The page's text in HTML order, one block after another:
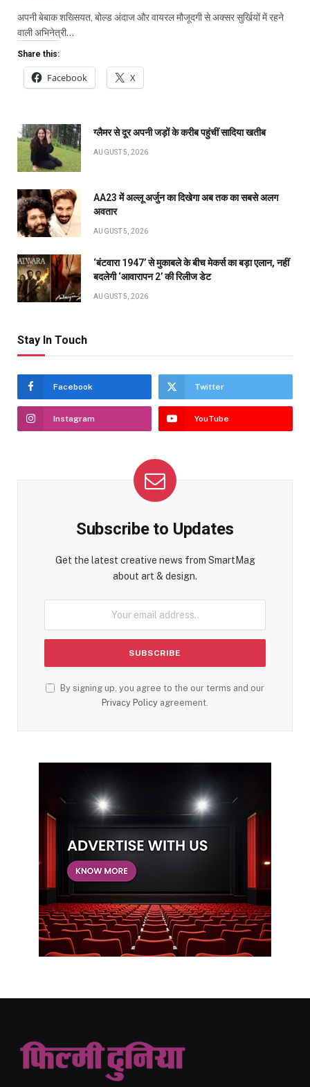
अपनी बेबाक शख्सियत, बोल्ड अंदाज और वायरल मौजूदगी से अक्सर सुर्खियों में रहने
वाली अभिनेत्री…
Share this:
Facebook X
ग्लैमर से दूर अपनी जड़ों के करीब पहुंचीं सादिया खतीब
AUGUST 5, 2026
AA23 में अल्लू अर्जुन का दिखेगा अब तक का सबसे अलग
अवतार
AUGUST 5, 2026
‘बंटवारा 1947’ से मुकाबले के बीच मेकर्स का बड़ा एलान, नहीं
बदलेगी ‘आवारापन 2’ की रिलीज डेट
AUGUST 5, 2026
Stay In Touch
Facebook Twitter
Instagram YouTube
Subscribe to Updates
Get the latest creative news from SmartMag
about art & design.
By signing up, you agree to the our terms and our
Privacy Policy agreement.